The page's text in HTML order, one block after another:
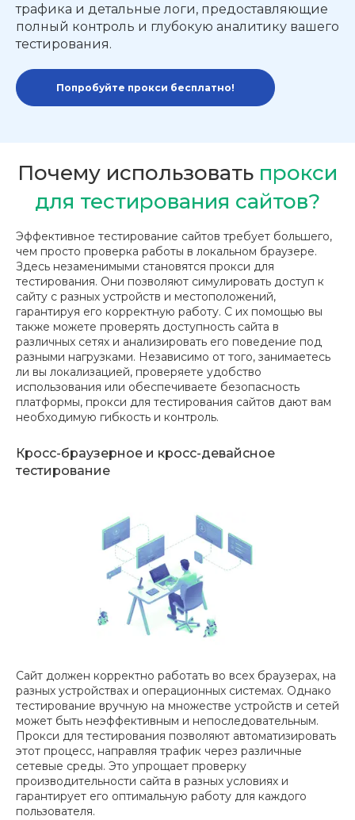
трафика и детальные логи, предоставляющие
полный контроль и глубокую аналитику вашего
тестирования.
Попробуйте прокси бесплатно!
Почему использовать прокси
для тестирования сайтов?
Эффективное тестирование сайтов требует большего,
чем просто проверка работы в локальном браузере.
Здесь незаменимыми становятся прокси для
тестирования. Они позволяют симулировать доступ к
сайту с разных устройств и местоположений,
гарантируя его корректную работу. С их помощью вы
также можете проверять доступность сайта в
различных сетях и анализировать его поведение под
разными нагрузками. Независимо от того, занимаетесь
ли вы локализацией, проверяете удобство
использования или обеспечиваете безопасность
платформы, прокси для тестирования сайтов дают вам
необходимую гибкость и контроль.
Кросс-браузерное и кросс-девайсное
тестирование
Сайт должен корректно работать во всех браузерах, на
разных устройствах и операционных системах. Однако
тестирование вручную на множестве устройств и сетей
может быть неэффективным и непоследовательным.
Прокси для тестирования позволяют автоматизировать
этот процесс, направляя трафик через различные
сетевые среды. Это упрощает проверку
производительности сайта в разных условиях и
гарантирует его оптимальную работу для каждого
пользователя.